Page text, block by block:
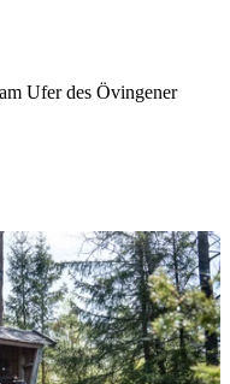
Ufer des Övingener